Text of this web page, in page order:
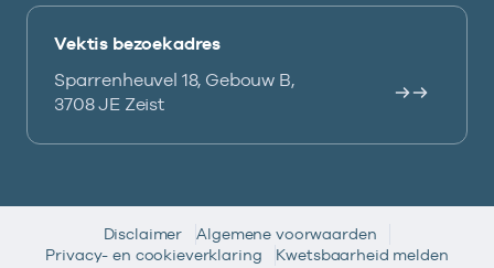
Vektis bezoekadres
Sparrenheuvel 18, Gebouw B,
3708 JE Zeist
Disclaimer
Algemene voorwaarden
Privacy- en cookieverklaring
Kwetsbaarheid melden